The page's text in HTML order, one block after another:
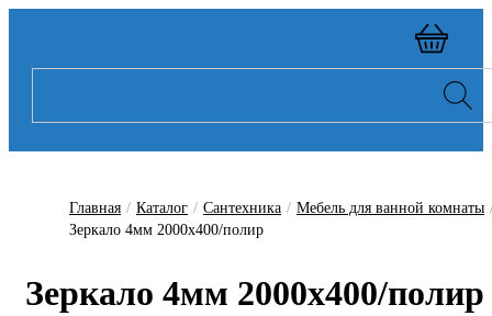
Главная / Каталог / Сантехника / Мебель для ванной комнаты
Зеркало 4мм 2000х400/полир
Зеркало 4мм 2000х400/полир